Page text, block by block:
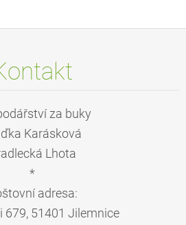
za buky
Karásková
Lhota
*
adresa:
679, 51401 Jilemnice